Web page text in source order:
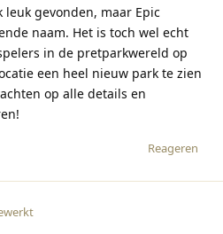
leuk gevonden, maar Epic
naam. Het is toch wel echt
in de pretparkwereld op
een heel nieuw park te zien
op alle details en
Reageren